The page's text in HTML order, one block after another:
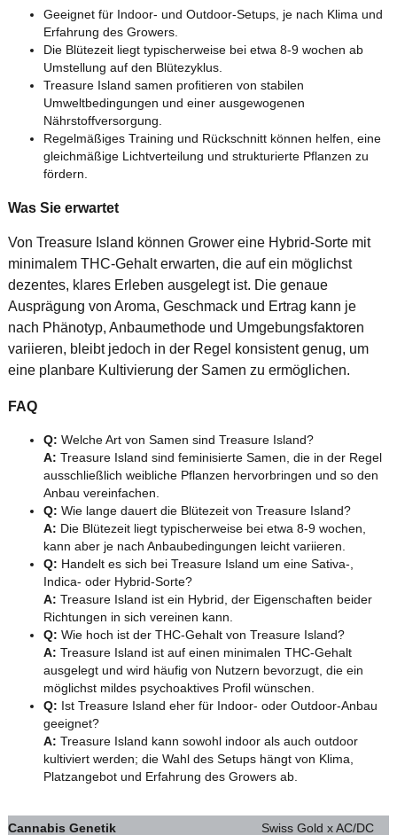
Geeignet für Indoor- und Outdoor-Setups, je nach Klima und
Erfahrung des Growers.
Die Blütezeit liegt typischerweise bei etwa 8-9 wochen ab
Umstellung auf den Blütezyklus.
Treasure Island samen profitieren von stabilen
Umweltbedingungen und einer ausgewogenen
Nährstoffversorgung.
Regelmäßiges Training und Rückschnitt können helfen, eine
gleichmäßige Lichtverteilung und strukturierte Pflanzen zu
fördern.
Was Sie erwartet
Von Treasure Island können Grower eine Hybrid-Sorte mit
minimalem THC-Gehalt erwarten, die auf ein möglichst
dezentes, klares Erleben ausgelegt ist. Die genaue
Ausprägung von Aroma, Geschmack und Ertrag kann je
nach Phänotyp, Anbaumethode und Umgebungsfaktoren
variieren, bleibt jedoch in der Regel konsistent genug, um
eine planbare Kultivierung der Samen zu ermöglichen.
FAQ
Q: Welche Art von Samen sind Treasure Island?
A: Treasure Island sind feminisierte Samen, die in der Regel
ausschließlich weibliche Pflanzen hervorbringen und so den
Anbau vereinfachen.
Q: Wie lange dauert die Blütezeit von Treasure Island?
A: Die Blütezeit liegt typischerweise bei etwa 8-9 wochen,
kann aber je nach Anbaubedingungen leicht variieren.
Q: Handelt es sich bei Treasure Island um eine Sativa-,
Indica- oder Hybrid-Sorte?
A: Treasure Island ist ein Hybrid, der Eigenschaften beider
Richtungen in sich vereinen kann.
Q: Wie hoch ist der THC-Gehalt von Treasure Island?
A: Treasure Island ist auf einen minimalen THC-Gehalt
ausgelegt und wird häufig von Nutzern bevorzugt, die ein
möglichst mildes psychoaktives Profil wünschen.
Q: Ist Treasure Island eher für Indoor- oder Outdoor-Anbau
geeignet?
A: Treasure Island kann sowohl indoor als auch outdoor
kultiviert werden; die Wahl des Setups hängt von Klima,
Platzangebot und Erfahrung des Growers ab.
Cannabis Genetik Swiss Gold x AC/DC